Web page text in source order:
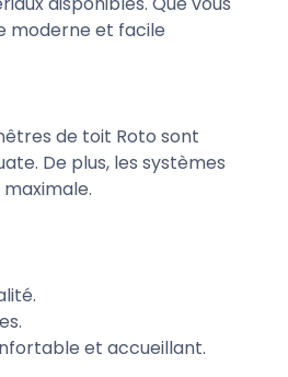
moderne et facile
de toit Roto sont
De plus, les systèmes
et accueillant.